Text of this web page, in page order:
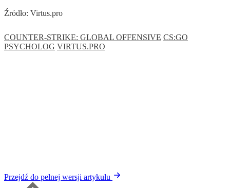
Źródło: Virtus.pro
COUNTER-STRIKE: GLOBAL OFFENSIVE CS:GO
PSYCHOLOG VIRTUS.PRO
Przejdź do pełnej wersji artykułu